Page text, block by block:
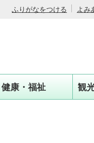
ふりがなをつける よみ
健康・福祉 観